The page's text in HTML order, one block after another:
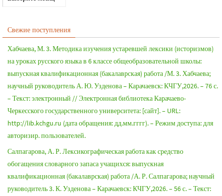
Свежие поступления
Хабчаева, М. 3. Методика изучения устаревшей лексики (историзмов)
на уроках русского языка в 6 классе общеобразовательной школы:
выпускная квалификационная (бакалаврская) работа /М. 3. Хабчаева;
научный руководитель А. Ю. Узденова – Карачаевск: КЧГУ,2026. – 76 с.
– Текст: электронный // Электронная библиотека Карачаево-
Черкесского государственного университета: [сайт]. – URL:
http://lib.kchgu.ru (дата обращения: дд.мм.гггг). – Режим доступа: для
авторизир. пользователей.
Салпагарова, А. Р. Лексикографическая работа как средство
обогащения словарного запаса учащихся: выпускная
квалификационная (бакалаврская) работа /А. Р. Салпагарова; научный
руководитель 3. К. Узденова – Карачаевск: КЧГУ,2026. – 56 с. – Текст: